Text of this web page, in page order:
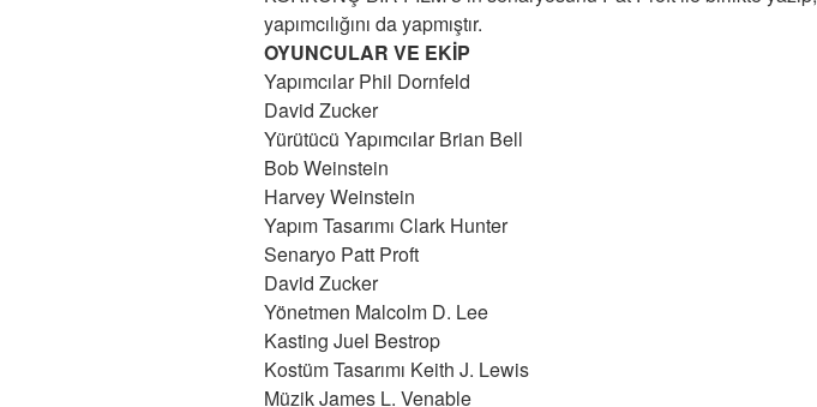
yapımcılığını da yapmıştır.
OYUNCULAR VE EKİP
Yapımcılar Phil Dornfeld
David Zucker
Yürütücü Yapımcılar Brian Bell
Bob Weinstein
Harvey Weinstein
Yapım Tasarımı Clark Hunter
Senaryo Patt Proft
David Zucker
Yönetmen Malcolm D. Lee
Kasting Juel Bestrop
Kostüm Tasarımı Keith J. Lewis
Müzik James L. Venable